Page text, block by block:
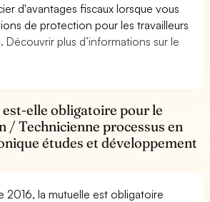
d'avantages fiscaux lorsque vous
de protection pour les travailleurs
Découvrir plus d’informations sur le
elle obligatoire pour le
/ Technicienne processus en
études et développement
2016, la mutuelle est obligatoire